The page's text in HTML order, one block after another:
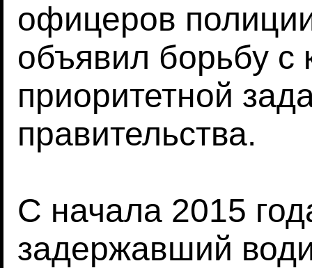
офицеров
объявил борьбу с
приоритетной
правительства.
С начала 2015
задержавший